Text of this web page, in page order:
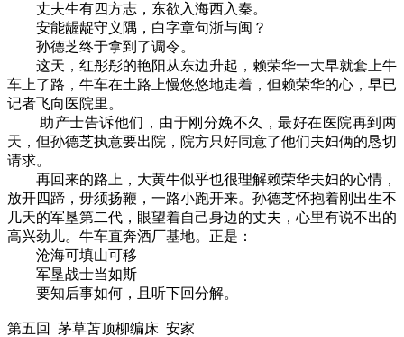
丈夫生有四方志，东欲入海西入秦。
安能龌龊守义隅，白字章句浙与闽？
孙德芝终于拿到了调令。
这天，红彤彤的艳阳从东边升起，赖荣华一大早就套上牛
车上了路，牛车在土路上慢悠悠地走着，但赖荣华的心，早已
记者飞向医院里。
助产士告诉他们，由于刚分娩不久，最好在医院再到两
天，但孙德芝执意要出院，院方只好同意了他们夫妇俩的恳切
请求。
再回来的路上，大黄牛似乎也很理解赖荣华夫妇的心情，
放开四蹄，毋须扬鞭，一路小跑开来。孙德芝怀抱着刚出生不
几天的军垦第二代，眼望着自己身边的丈夫，心里有说不出的
高兴劲儿。牛车直奔酒厂基地。正是：
沧海可填山可移
军垦战士当如斯
要知后事如何，且听下回分解。
第五回 茅草苫顶柳编床 安家